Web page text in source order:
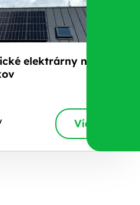
elektrárny na klíč
Více